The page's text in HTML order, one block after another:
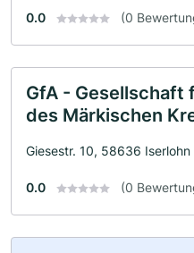
0.0 (0
GfA -
des Märkischen
Giesestr. 10, 58636 Iserlohn
0.0 (0